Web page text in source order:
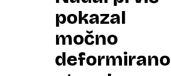
pokazal
močno
deformirano